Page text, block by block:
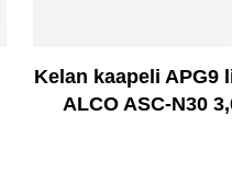
Kelan kaapeli APG9
ALCO ASC-N30